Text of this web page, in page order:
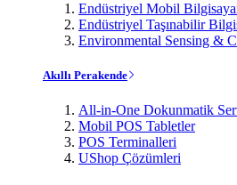
Endüstriyel Mobil
Endüstriyel Taşınabilir
Environmental Sensing &
Akıllı Perakende
All-in-One Dokunmatik
Mobil POS Tabletler
POS Terminalleri
UShop Çözümleri